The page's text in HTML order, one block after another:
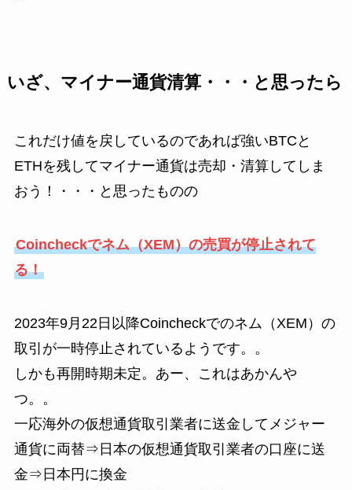
いざ、マイナー通貨清算・・・と思ったら
これだけ値を戻しているのであれば強いBTCと
ETHを残してマイナー通貨は売却・清算してしま
おう！・・・と思ったものの
Coincheckでネム（XEM）の売買が停止されて
る！
2023年9月22日以降Coincheckでのネム（XEM）の
取引が一時停止されているようです。。
しかも再開時期未定。あー、これはあかんや
つ。。
一応海外の仮想通貨取引業者に送金してメジャー
通貨に両替⇒日本の仮想通貨取引業者の口座に送
金⇒日本円に換金